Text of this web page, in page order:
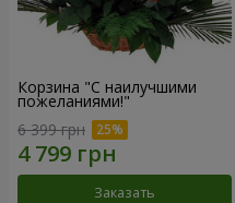
Корзина "С наилучшими
пожеланиями!"
6 399 грн
Заказать